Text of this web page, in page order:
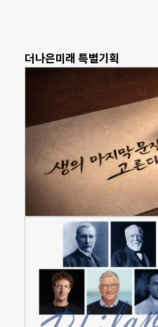
더나은미래 특별기획